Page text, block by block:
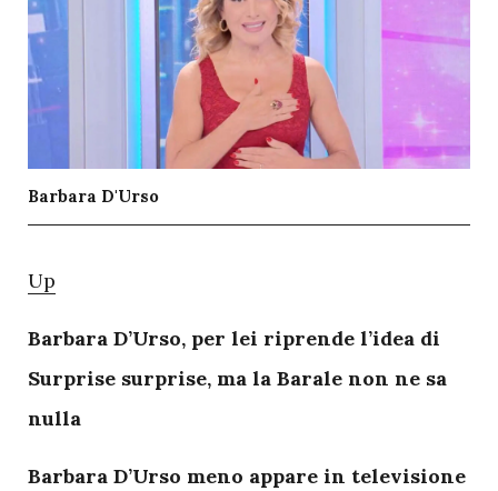
Barbara D'Urso
Up
Barbara D’Urso, per lei riprende l’idea di
Surprise surprise, ma la Barale non ne sa
nulla
Barbara D’Urso meno appare in televisione